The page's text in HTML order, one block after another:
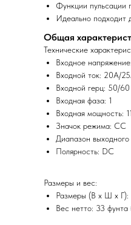
Функции пульсации
Идеально подходит
Общая
Технические
Входное
Входной ток: 20A/
Входной герц: 50/60
Входная фаза: 1
Входная мощность:
Значок режима: CC
Диапазон
Полярность: DC
Размеры и вес:
Размеры (В x Ш x
Вес нетто: 33 фунта